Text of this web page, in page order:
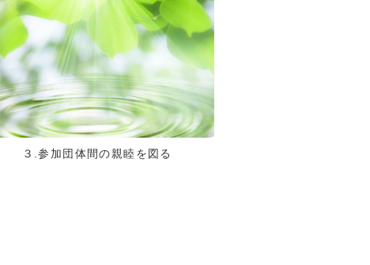
３.参加団体間の親睦を図る